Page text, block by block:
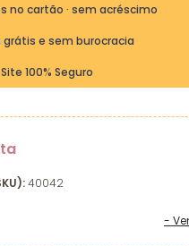
no cartão · sem acréscimo
grátis e sem burocracia
Site 100% Seguro
40042